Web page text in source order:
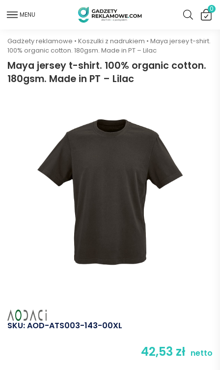
MENU
0
Gadżety reklamowe • Koszulki z nadrukiem • Maya jersey t-shirt.
100% organic cotton. 180gsm. Made in PT – Lilac
Maya jersey t-shirt. 100% organic cotton.
180gsm. Made in PT – Lilac
SKU:AOD-ATS003-143-00XL
42,53 zł netto